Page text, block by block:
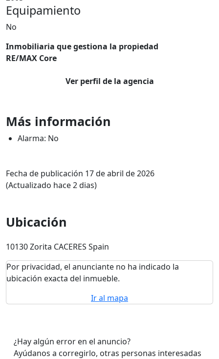
Equipamiento
No
Inmobiliaria que gestiona la propiedad
RE/MAX Core
Ver perfil de la agencia
Más información
Alarma: No
Fecha de publicación 17 de abril de 2026
(Actualizado hace 2 dias)
Ubicación
10130 Zorita CACERES Spain
Por privacidad, el anunciante no ha indicado la
ubicación exacta del inmueble.
Ir al mapa
¿Hay algún error en el anuncio?
Ayúdanos a corregirlo, otras personas interesadas